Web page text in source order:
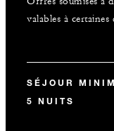
valables à
SÉJOUR
5 NUITS